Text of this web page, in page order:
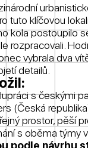
tuto klíčovou
kola postoupilo
rozpracovali.
vybrala dva
detailů.
s českými
(Česká
prostor, pěší
s oběma týmy
podle návrhu